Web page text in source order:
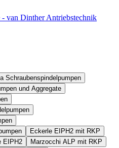
van Dinther Antriebstechnik
Schraubenspindelpumpen
und Aggregate
Eckerle EIPH2 mit RKP
EIPH2
Marzocchi ALP mit RKP